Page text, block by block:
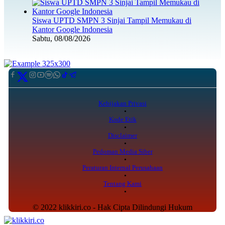
Siswa UPTD SMPN 3 Sinjai Tampil Memukau di
Kantor Google Indonesia
Sabtu, 08/08/2026
Kebijakan Privasi
Kode Etik
Disclaimer
Pedoman Media Siber
Peraturan Internal Perusahaan
Tentang Kami
© 2022 klikkiri.co - Hak Cipta Dilindungi Hukum